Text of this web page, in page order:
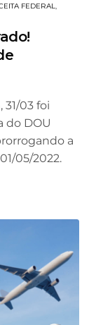
FEDERAL,
03 foi
do DOU
a
05/2022.